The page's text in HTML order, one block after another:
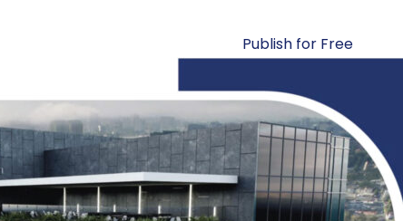
Publish for Free